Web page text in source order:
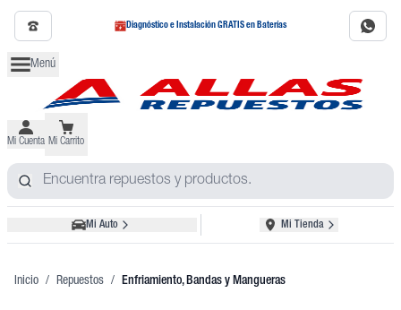
Diagnóstico e Instalación GRATIS en Baterías
Menú
Mi Cuenta Mi Carrito
Mi Auto Mi Tienda
Inicio / Repuestos / Enfriamiento, Bandas y Mangueras